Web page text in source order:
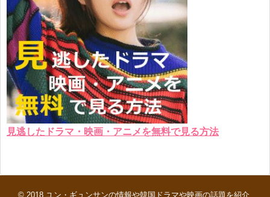
見逃したドラマ・映画・アニメを無料で見る方法
© 2018 ユン・ギュンサンの情報や韓国ドラマや映画の話題を紹介